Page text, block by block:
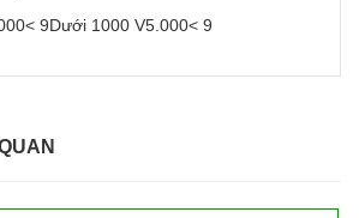
9Dưới 1000 V5.000< 9